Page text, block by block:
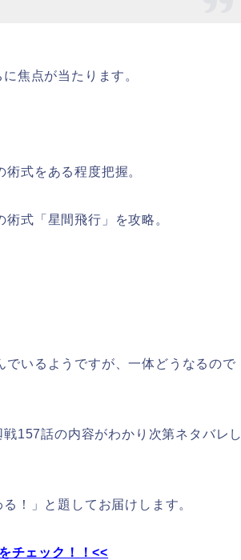
焦点が当たります。
式をある程度把握。
式「星間飛行」を攻略。
いるようですが、一体どうなるので
157話の内容がわかり次第ネタバレし
！」と題してお届けします。
チェック！！<<